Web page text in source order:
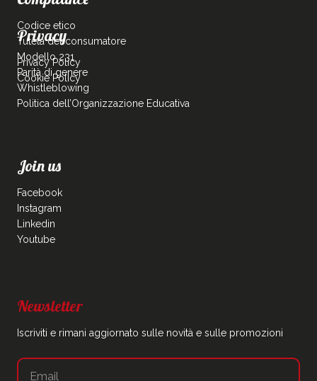
Codice etico
Tutela del consumatore
Modello 231
Parità di genere
Whistleblowing
Politica dell’Organizzazione Educativa
Privacy
Privacy Policy
Cookie Policy
Join us
Facebook
Instagram
Linkedin
Youtube
Newsletter
Iscriviti e rimani aggiornato sulle novità e sulle promozioni